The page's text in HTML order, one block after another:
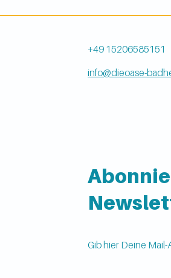
+49 15206585151
info@dieoase-
Gib hier Deine Mail-